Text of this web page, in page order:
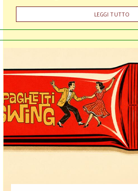
LEGGI TUTTO